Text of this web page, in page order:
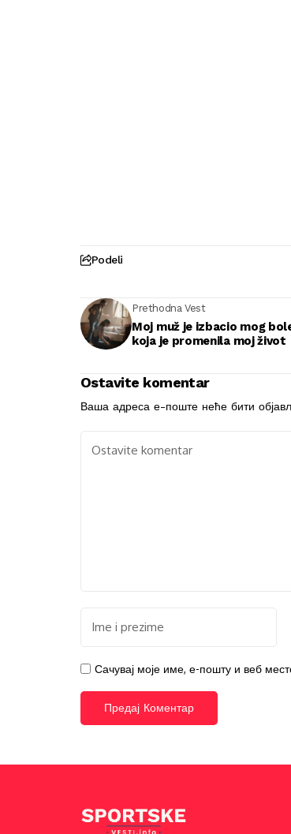
Podeli
Prethodna Vest
Moj muž je izbacio mog
koja je promenila moj život
Ostavite komentar
Ваша адреса е-поште неће бити
Сачувај моје име, е-пошту и веб